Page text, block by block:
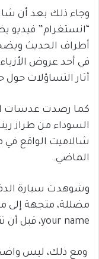
“انستغرام” فيديو
أطراف الحديث
في أحد عروض
أثار التساؤلات
كما رصدت عدسات
السوداء من طراز
شالاميت الواقع في
الماضي.
وشوهدت سيارة
your name، قبل أن تتجه إلى الطريق المتعرج.
ومع ذلك، ليس